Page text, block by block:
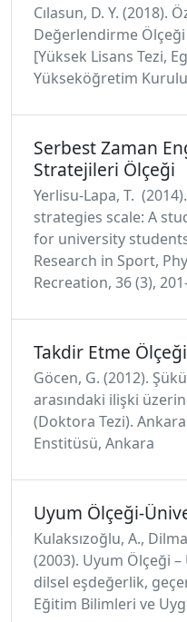
Cılasun, D. Y. (2018).
Değerlendirme
[Yüksek Lisans Tezi,
Yükseköğretim
Serbest Zaman
Stratejileri Ölçeği
Yerlisu-Lapa, T.
strategies scale: A
for university
Research in Sport,
Recreation, 36 (3),
Takdir Etme Ölçeği
Göcen, G. (2012).
arasındaki ilişki
(Doktora Tezi).
Enstitüsü, Ankara
Uyum Ölçeği-
Kulaksızoğlu, A.,
(2003). Uyum Ölçeği
dilsel eşdeğerlik,
Eğitim Bilimleri ve